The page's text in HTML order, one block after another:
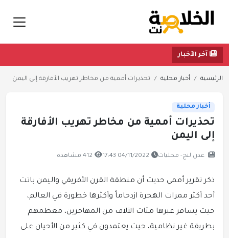
آخر الأخبار
الرئيسية أخبار محلية تحذيرات أممية من مخاطر تهريب الأفارقة إلى اليمن
أخبار محلية
تحذيرات أممية من مخاطر تهريب الأفارقة
إلى اليمن
عدن لنج- محليات 04/11/2022 17:43 412 مشاهدة
ذكر تقرير أممي حديث أن منطقة القرن الأفريقي واليمن باتت
أحد أكثر ممرات الهجرة ازدحاماً وأكثرها خطورة في العالم،
حيث يسافر عبرها مئات الآلاف من المهاجرين، معظمهم
بطريقة غير نظامية، حيث يعتمدون في كثير من الأحيان على